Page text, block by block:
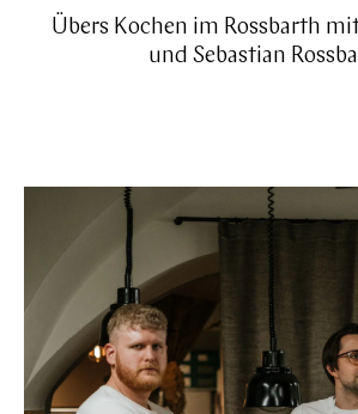
Übers Kochen im Rossbarth
und Sebastian